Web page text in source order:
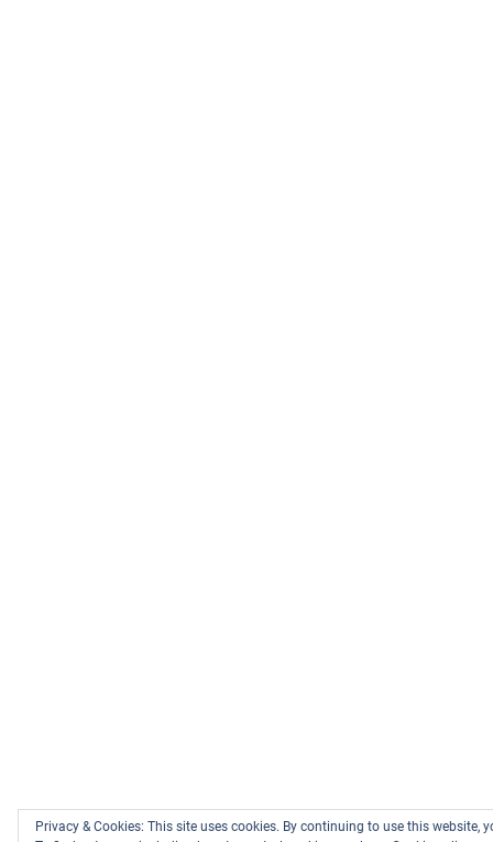
Privacy & Cookies: This site uses cookies. By continuing to use this website,